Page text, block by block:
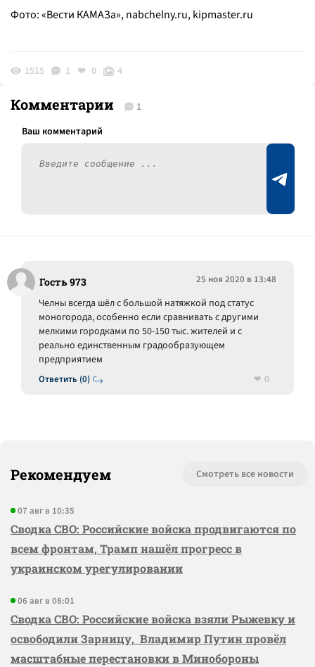
Фото: «Вести КАМАЗа», nabchelny.ru,kipmaster.ru
1515 1 0 4
Комментарии 1
Гость 973 25 ноя 2020 в 13:48
Ответить (0)
Челны всегда шёл с большой натяжкой под статус
моногорода, особенно если сравнивать с другими
мелкими городками по 50-150 тыс. жителей и с
реально единственным градообразующем
предприятием
0
Рекомендуем Смотреть все новости
07 авг в 10:35
Сводка СВО: Российские войска продвигаются по
всем фронтам, Трамп нашёл прогресс в
украинском урегулировании
06 авг в 08:01
Сводка СВО: Российские войска взяли Рыжевку и
освободили Зарницу, Владимир Путин провёл
масштабные перестановки в Минобороны